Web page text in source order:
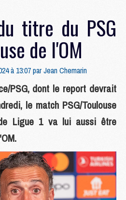
titre du PSG
de l'OM
à 13:07 parJean Chemarin
PSG, dont le report devrait
le match PSG/Toulouse
Ligue 1 va lui aussi être